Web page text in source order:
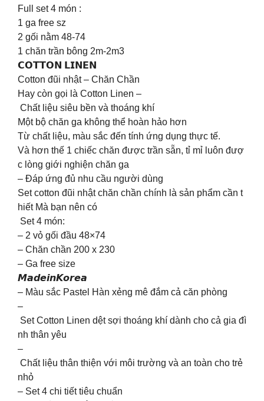
Full set 4 món :
1 ga free sz
2 gối nằm 48-74
1 chăn trần bông 2m-2m3
𝗖𝗢𝗧𝗧𝗢𝗡 𝗟𝗜𝗡𝗘𝗡
Cotton đũi nhật – Chăn Chần
Hay còn gọi là Cotton Linen –
Chất liệu siêu bền và thoáng khí
Một bộ chăn ga không thể hoàn hảo hơn
Từ chất liệu, màu sắc đến tính ứng dụng thực tế.
Và hơn thế 1 chiếc chăn được trần sẵn, tỉ mỉ luôn đượ
c lòng giới nghiện chăn ga
– Đáp ứng đủ nhu cầu người dùng
Set cotton đũi nhật chăn chần chính là sản phẩm cần t
hiết Mà bạn nên có
Set 4 món:
– 2 vỏ gối đầu 48×74
– Chăn chần 200 x 230
– Ga free size
𝙈𝙖𝙙𝙚𝙞𝙣𝙆𝙤𝙧𝙚𝙖
– Màu sắc Pastel Hàn xẻng mê đắm cả căn phòng
–
Set Cotton Linen dệt sợi thoáng khí dành cho cả gia đì
nh thân yêu
–
Chất liệu thân thiện với môi trường và an toàn cho trẻ
nhỏ
– Set 4 chi tiết tiêu chuẩn